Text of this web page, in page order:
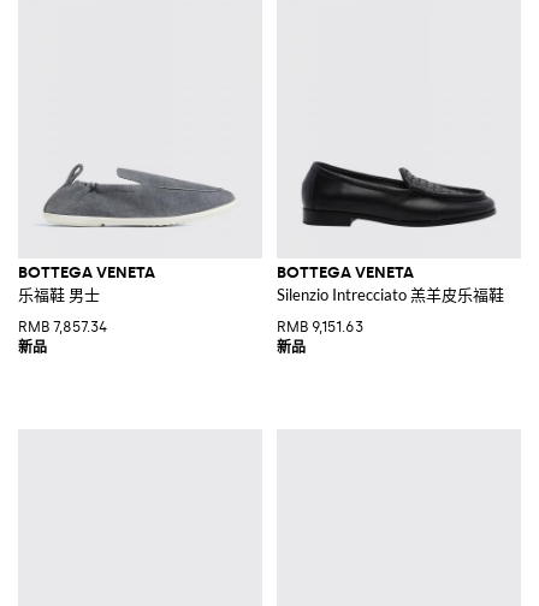
BOTTEGA VENETA
乐福鞋 男士
RMB 7,857.34
BOTTEGA VENETA
Silenzio Intrecciato 羔羊皮乐福鞋
RMB 9,151.63